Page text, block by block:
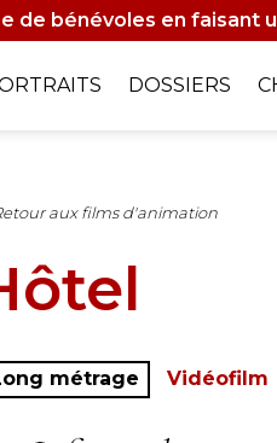
de bénévoles en faisant
DOSSIERS
aux films d'animation
métrage Vidéofilm